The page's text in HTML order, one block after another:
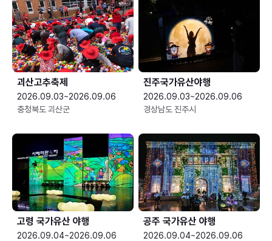
괴산고추축제
2026.09.03~2026.09.06
충청북도 괴산군
진주국가유산야행
2026.09.03~2026.09.06
경상남도 진주시
고령 국가유산 야행
2026.09.04~2026.09.06
공주 국가유산 야행
2026.09.04~2026.09.06